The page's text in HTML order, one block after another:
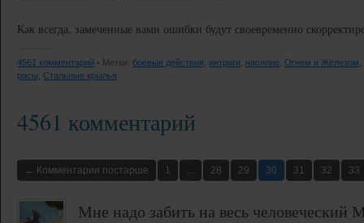
Как всегда, замеченные вами ошибки будут своевременно
4561 комментарий • Метки: боевые действия интриги насилие Огнем и Железом
расы Стальные крылья
4561 комментарий
← Комментарии постарше 1 28 29 30 31 32 33
Мне надо забить на весь человеческий